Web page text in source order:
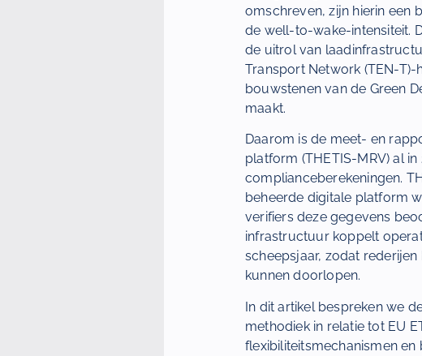
omschreven, zijn hierin een
de well-to-wake-intensiteit.
de uitrol van
Transport Network (TEN-
bouwstenen van de Green
maakt.
Daarom is de meet- en
platform (THETIS-MRV) al
complianceberekeningen.
beheerde digitale platform
verifiers deze gegevens
infrastructuur koppelt
scheepsjaar, zodat
kunnen doorlopen.
In dit artikel bespreken we
methodiek in relatie tot EU
flexibiliteitsmechanismen